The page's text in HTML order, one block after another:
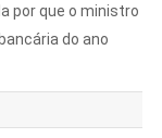
por que o ministro
do ano